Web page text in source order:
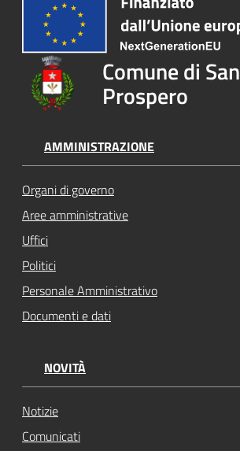
Comune di San
Prospero
AMMINISTRAZIONE
Organi di governo
Aree amministrative
Uffici
Politici
Personale Amministrativo
Documenti e dati
NOVITÀ
Notizie
Comunicati